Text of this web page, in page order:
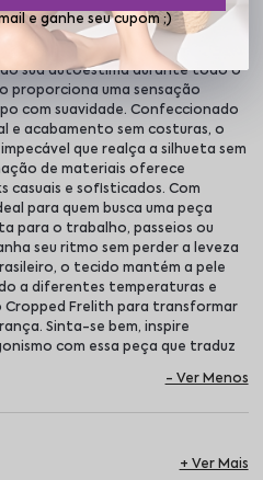
09 262000-026
como uma segunda pele,
sua autoestima durante todo o
proporciona uma sensação
com suavidade. Confeccionado
e acabamento sem costuras, o
que realça a silhueta sem
de materiais oferece
casuais e sofisticados. Com
para quem busca uma peça
para o trabalho, passeios ou
seu ritmo sem perder a leveza
o tecido mantém a pele
a diferentes temperaturas e
Cropped Frelith para transformar
Sinta-se bem, inspire
com essa peça que traduz
e ganhe seu cupom ;)